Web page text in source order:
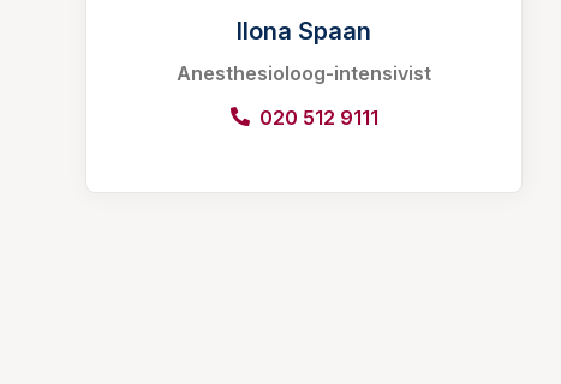
Ilona Spaan
Anesthesioloog-intensivist
020 512 9111